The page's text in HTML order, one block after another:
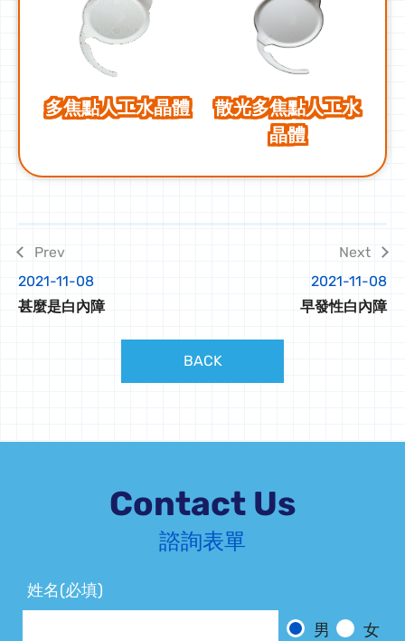
多焦點人工水晶體
散光多焦點人工水
晶體
2021-11-08
甚麼是白內障
2021-11-08
早發性白內障
BACK
Contact Us
諮詢表單
姓名(必填)
男
女